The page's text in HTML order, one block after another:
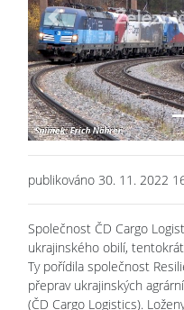
Previous
publikováno 30. 11. 2022
Společnost ČD Cargo
ukrajinského obilí,
Ty pořídila společnost
přeprav ukrajinských
(ČD Cargo Logistics).